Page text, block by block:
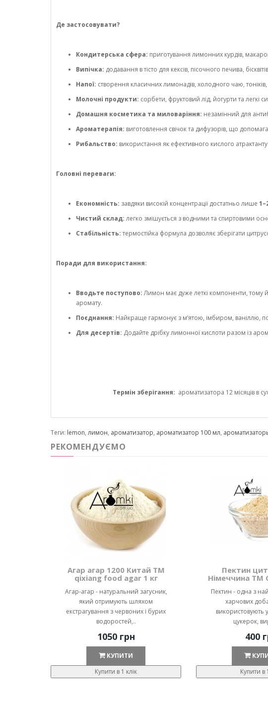
Де застосовувати?
Кондитерська сфера: приготування лимонних курдів,
Випічка: додавання в тісто для кексів, пісочного печива,
Напої: створення класичних лимонадів, холодного чаю,
Молочні продукти: сорбети, фруктовий лід, йогурти та легкі
Домашня косметика та миловаріння: незамінний для
Ароматерапія: виготовлення свічок та дифузорів, що
Рибальство: використання як ефективного кислого
Головні переваги:
Економність: завдяки високій концентрації достатньо лише
Чистий склад: легко змішується з водними та спиртовими
Стабільність:термостійка формула дозволяє зберігати
Поради для використання:
Вводьте поступово:Лимон має дуже леткі компоненти, тому
аромату.
Поєднання: Найкраще гармонує з м’ятою, імбиром, ваніллю,
Для десертів: Додайте дрібку лимонної кислоти разом із
Термін зберігання: ароматизатора 12 місяців в
Теги: lemon, лимон, ароматизатор, ароматизатор 100 мл,
РЕКОМЕНДУЄМО
Агар агар 1200 Китай ТМ
qixiang food agar 1 кг
Агар-агар - натуральний загусник,
який отримують шляхом
екстрагування з червоних і бурих
водоростей,..
1050 грн
КУПИТИ
Купити в 1 клік
Пектин
Німеччина ТМ
Пектин - одна з
харчових
використовують
цукерок,
400
Купити в